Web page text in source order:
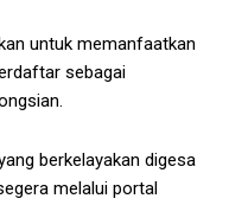
untuk memanfaatkan
sebagai
berkelayakan digesa
melalui portal